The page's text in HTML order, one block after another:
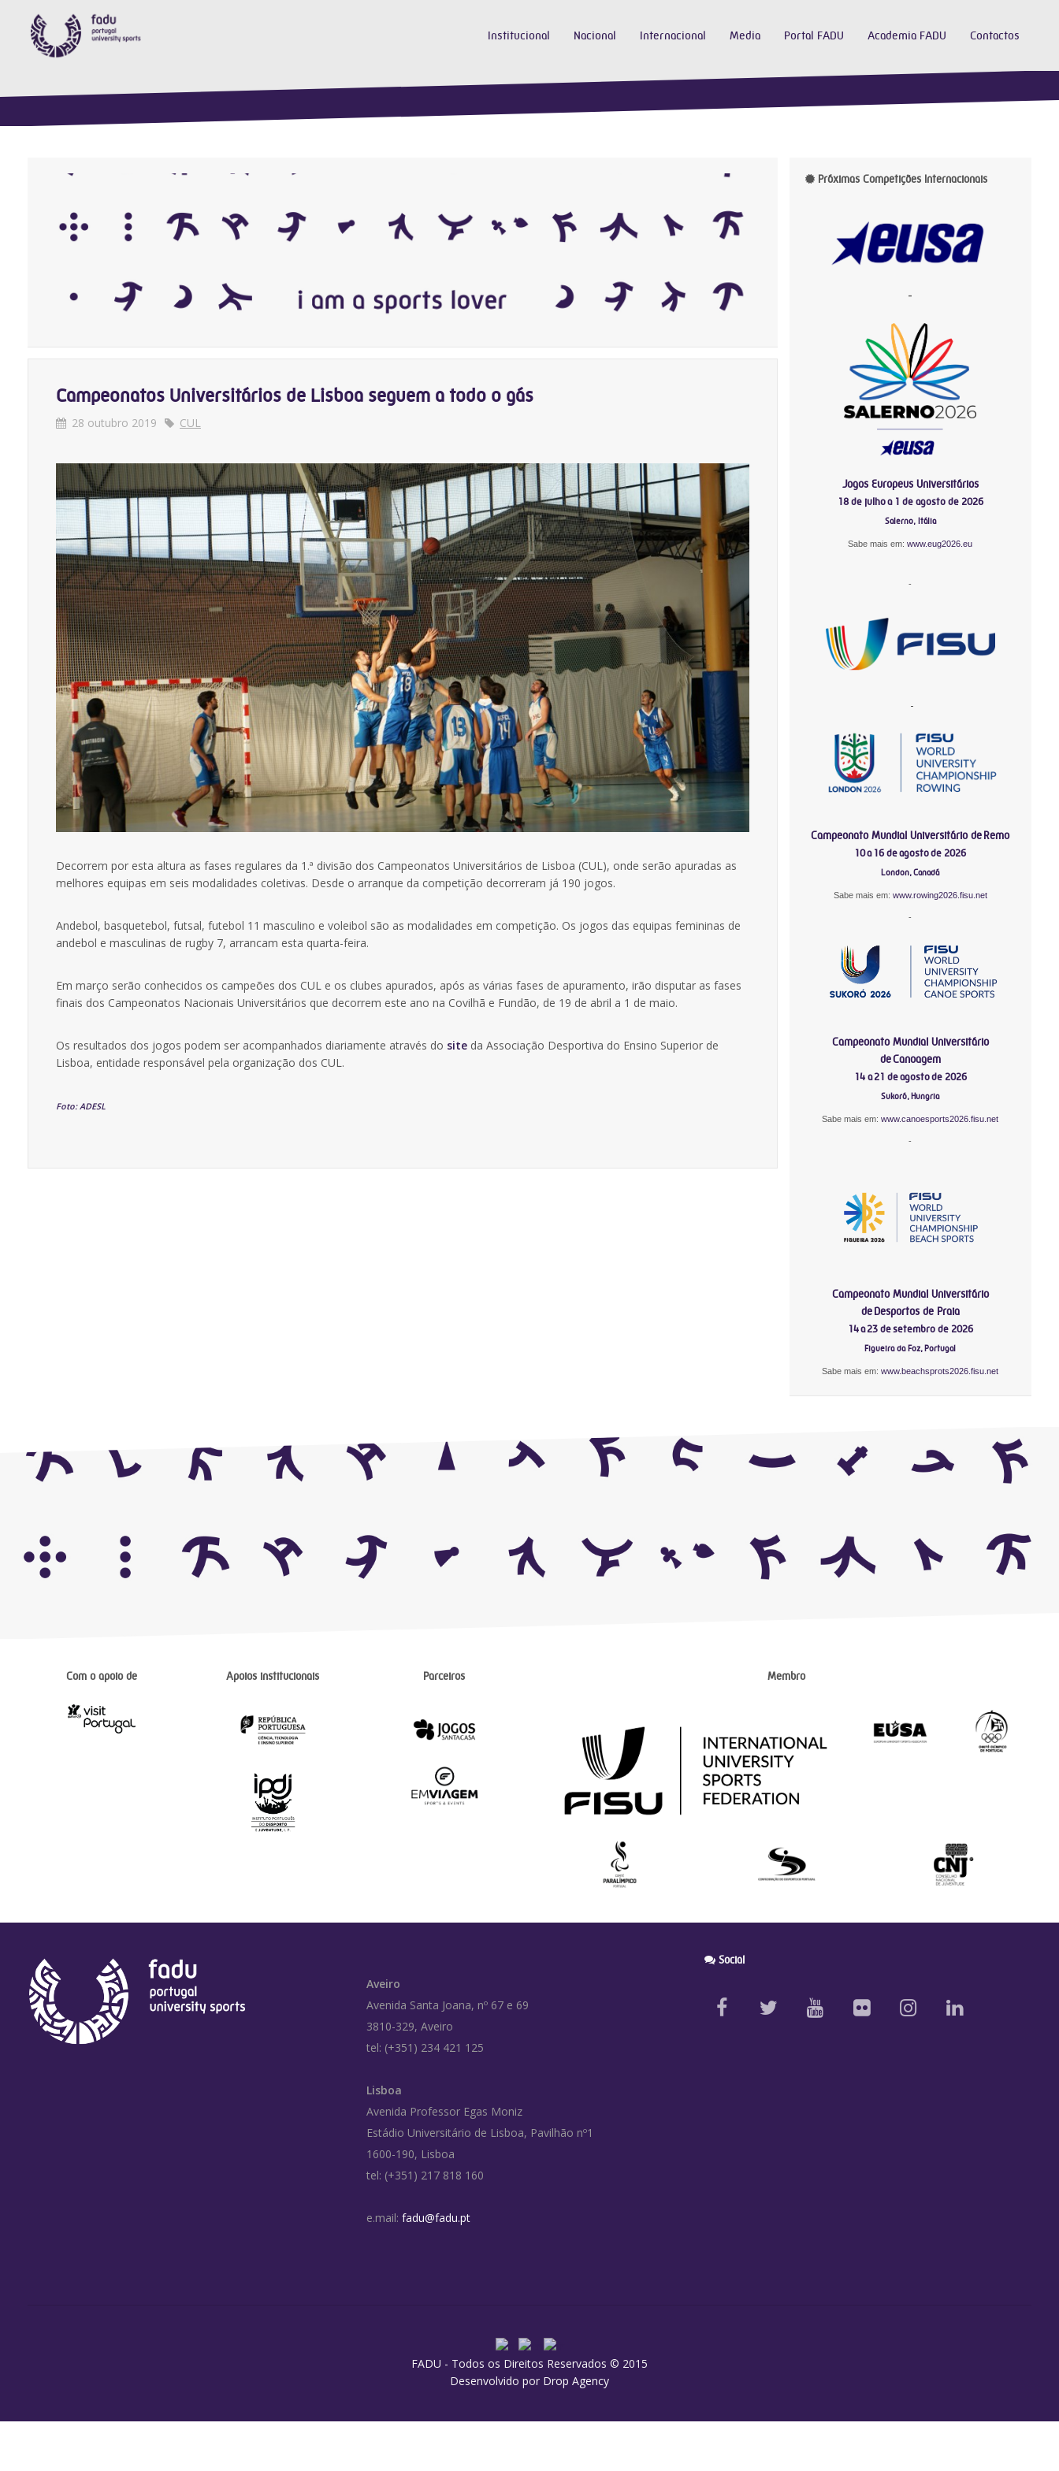
Institucional Nacional Internacional Media Portal FADU Academia FADU Contactos
Campeonatos Universitários de Lisboa seguem a todo o gás
28 outubro 2019 CUL
Decorrem por esta altura as fases regulares da 1.ª divisão dos Campeonatos Universitários de Lisboa (CUL), onde serão apuradas as
melhores equipas em seis modalidades coletivas. Desde o arranque da competição decorreram já 190 jogos.
Andebol, basquetebol, futsal, futebol 11 masculino e voleibol são as modalidades em competição. Os jogos das equipas femininas de
andebol e masculinas de rugby 7, arrancam esta quarta-feira.
Em março serão conhecidos os campeões dos CUL e os clubes apurados, após as várias fases de apuramento, irão disputar as fases
finais dos Campeonatos Nacionais Universitários que decorrem este ano na Covilhã e Fundão, de 19 de abril a 1 de maio.
Os resultados dos jogos podem ser acompanhados diariamente através do site da Associação Desportiva do Ensino Superior de
Lisboa, entidade responsável pela organização dos CUL.
Foto: ADESL
Próximas Competições Internacionais
-
Jogos Europeus Universitários
18 de julho a 1 de agosto de 2026
Salerno, Itália
Sabe mais em:www.eug2026.eu
-
-
Campeonato Mundial Universitário de Remo
10 a 16 de agosto de 2026
London, Canadá
Sabe mais em: www.rowing2026.fisu.net
-
Campeonato Mundial Universitário
de Canoagem
14 a 21 de agosto de 2026
Sukoró, Hungria
Sabe mais em:www.canoesports2026.fisu.net
-
Campeonato Mundial Universitário
de Desportos de Praia
14 a 23 de setembro de 2026
Figueira da Foz, Portugal
Sabe mais em:www.beachsprots2026.fisu.net
Com o apoio de Apoios institucionais Parceiros Membro
Aveiro
Avenida Santa Joana, nº 67 e 69
3810-329, Aveiro
tel: (+351) 234 421 125
Lisboa
Avenida Professor Egas Moniz
Estádio Universitário de Lisboa, Pavilhão nº1
1600-190, Lisboa
tel: (+351) 217 818 160
e.mail: fadu@fadu.pt
Social
FADU - Todos os Direitos Reservados © 2015
Desenvolvido por Drop Agency